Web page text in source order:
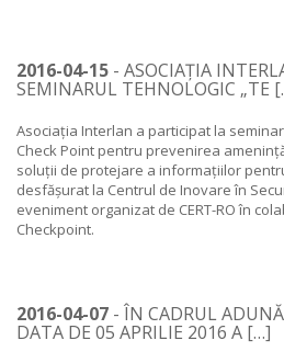
2016-04-15 - ASOCIAȚIA
SEMINARUL TEHNOLOGIC „TE
Asociația Interlan a participat la
Check Point pentru prevenirea
soluții de protejare a informațiilor
desfășurat la Centrul de Inovare în
eveniment organizat de CERT-RO în
Checkpoint.
2016-04-07 - ÎN CADRUL
DATA DE 05 APRILIE 2016 A […]